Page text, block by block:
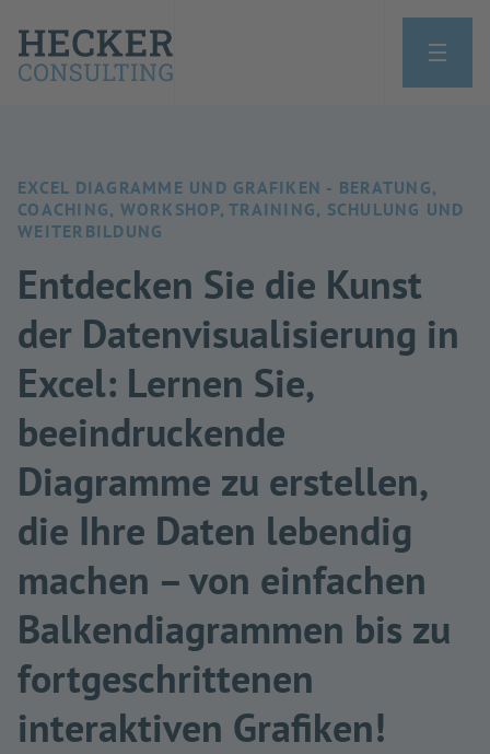
EXCEL DIAGRAMME UND GRAFIKEN - BERATUNG,
COACHING, WORKSHOP, TRAINING, SCHULUNG UND
WEITERBILDUNG
Entdecken Sie die Kunst
der Datenvisualisierung in
Excel: Lernen Sie,
beeindruckende
Diagramme zu erstellen,
die Ihre Daten lebendig
machen – von einfachen
Balkendiagrammen bis zu
fortgeschrittenen
interaktiven Grafiken!